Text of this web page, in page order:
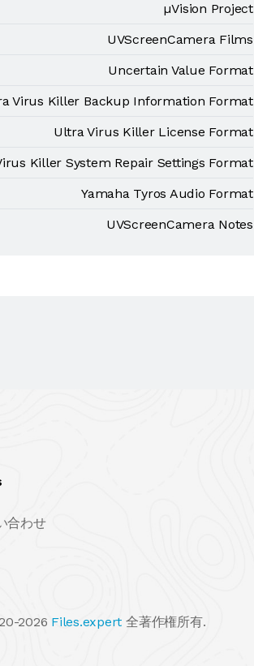
µVision Project
UVScreenCamera Films
Uncertain Value Format
Virus Killer Backup Information Format
Ultra Virus Killer License Format
Killer System Repair Settings Format
Yamaha Tyros Audio Format
UVScreenCamera Notes
合わせ
2026 Files.expert 全著作権所有.